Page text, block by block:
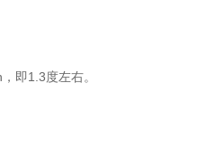
即1.3度左右。